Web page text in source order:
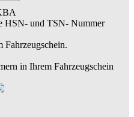
HSN- und TSN- Nummer
Fahrzeugschein.
in Ihrem Fahrzeugschein